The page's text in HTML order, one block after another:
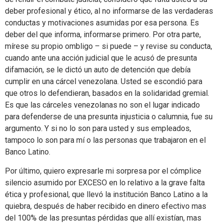
deber profesional y ético, al no informarse de las verdaderas
conductas y motivaciones asumidas por esa persona. Es
deber del que informa, informarse primero. Por otra parte,
mírese su propio ombligo – si puede – y revise su conducta,
cuando ante una acción judicial que le acusó de presunta
difamación, se le dictó un auto de detención que debía
cumplir en una cárcel venezolana. Usted se escondió para
que otros lo defendieran, basados en la solidaridad gremial.
Es que las cárceles venezolanas no son el lugar indicado
para defenderse de una presunta injusticia o calumnia, fue su
argumento. Y si no lo son para usted y sus empleados,
tampoco lo son para mí o las personas que trabajaron en el
Banco Latino.
Por último, quiero expresarle mi sorpresa por el cómplice
silencio asumido por EXCESO en lo relativo a la grave falta
ética y profesional, que llevó la institución Banco Latino a la
quiebra, después de haber recibido en dinero efectivo mas
del 100% de las presuntas pérdidas que allí existían, mas